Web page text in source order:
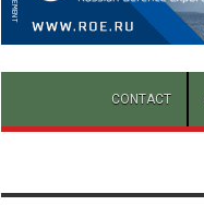
CONTACT